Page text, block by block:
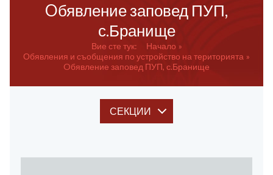
Oбявление заповед ПУП,
с.Бранище
Вие сте тук:
Начало
Обявления и съобщения по устройство на територията
Oбявление заповед ПУП, с.Бранище
СЕКЦИИ